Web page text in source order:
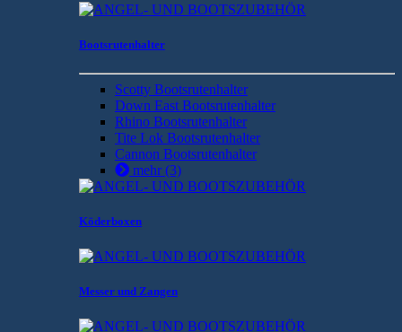
Bootsrutenhalter
Scotty Bootsrutenhalter
Down East Bootsrutenhalter
Rhino Bootsrutenhalter
Tite Lok Bootsrutenhalter
Cannon Bootsrutenhalter
mehr(3)
Köderboxen
Messer und Zangen